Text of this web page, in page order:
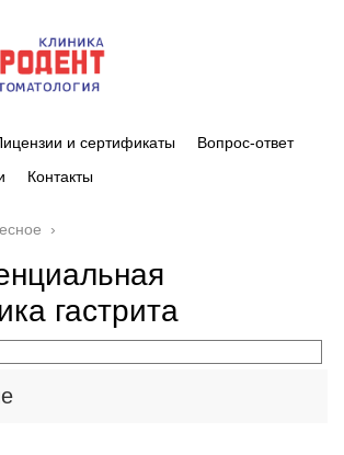
и сертификаты
Вопрос-ответ
Контакты
›
гастрита